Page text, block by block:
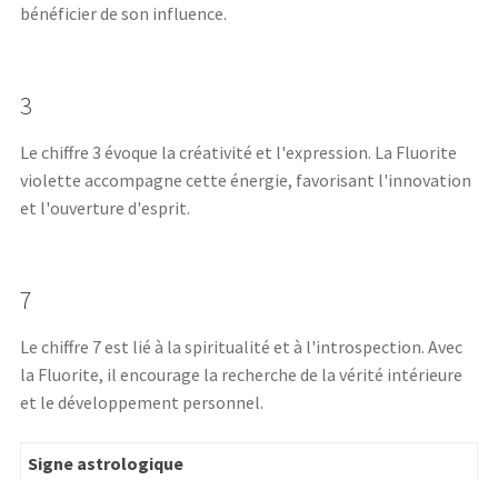
bénéficier de son influence.
3
Le chiffre 3 évoque la créativité et l'expression. La Fluorite
violette accompagne cette énergie, favorisant l'innovation
et l'ouverture d'esprit.
7
Le chiffre 7 est lié à la spiritualité et à l'introspection. Avec
la Fluorite, il encourage la recherche de la vérité intérieure
et le développement personnel.
Signe astrologique